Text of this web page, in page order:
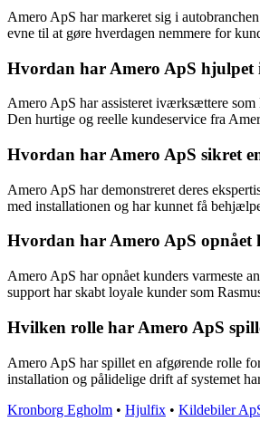
Amero ApS har markeret sig i
evne til at gøre hverdagen nemmere for
Hvordan har Amero ApS hjulpet
Amero ApS har assisteret iværksættere
Den hurtige og reelle kundeservice fra
Hvordan har Amero ApS sikret
Amero ApS har demonstreret deres
med installationen og har kunnet få
Hvordan har Amero ApS opnået
Amero ApS har opnået kunders varmeste
support har skabt loyale kunder som
Hvilken rolle har Amero ApS
Amero ApS har spillet en afgørende rolle
installation og pålidelige drift af systemet
Kronborg Egholm • Hjulfix • Kildebiler